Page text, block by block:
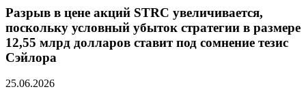
Разрыв в цене акций STRC увеличивается,
поскольку условный убыток стратегии в размере
12,55 млрд долларов ставит под сомнение тезис
Сэйлора
25.06.2026